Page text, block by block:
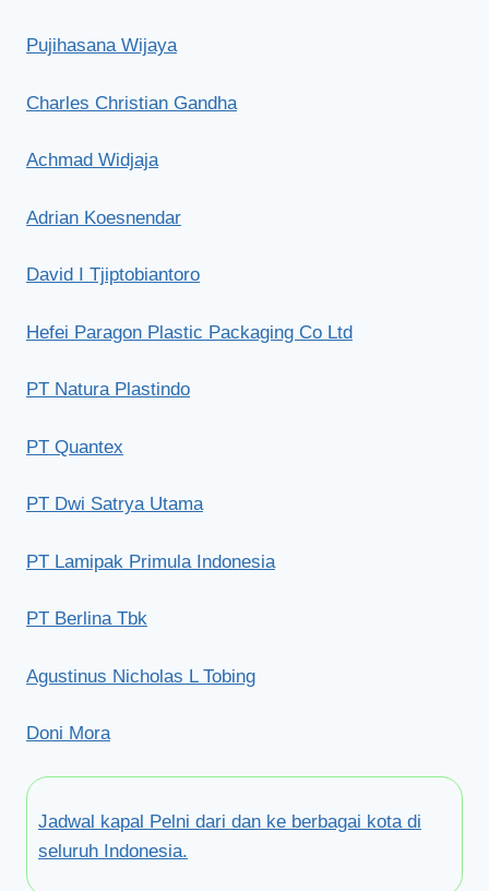
Pujihasana Wijaya
Charles Christian Gandha
Achmad Widjaja
Adrian Koesnendar
David I Tjiptobiantoro
Hefei Paragon Plastic Packaging Co Ltd
PT Natura Plastindo
PT Quantex
PT Dwi Satrya Utama
PT Lamipak Primula Indonesia
PT Berlina Tbk
Agustinus Nicholas L Tobing
Doni Mora
Jadwal kapal Pelni dari dan ke berbagai kota di
seluruh Indonesia.